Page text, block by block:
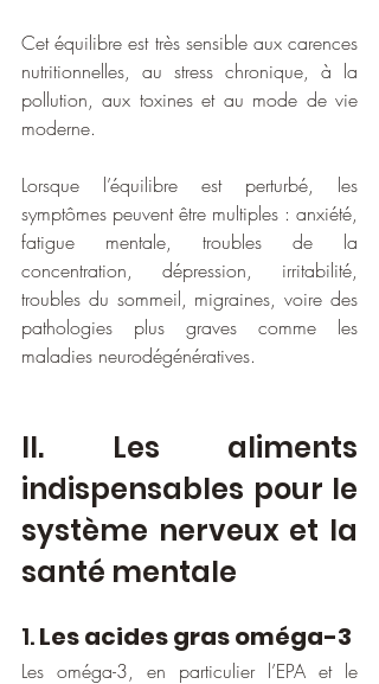
Cet équilibre est très sensible aux carences
nutritionnelles, au stress chronique, à la
pollution, aux toxines et au mode de vie
moderne.
Lorsque l’équilibre est perturbé, les
symptômes peuvent être multiples : anxiété,
fatigue mentale, troubles de la
concentration, dépression, irritabilité,
troubles du sommeil, migraines, voire des
pathologies plus graves comme les
maladies neurodégénératives.
II. Les aliments
indispensables pour le
système nerveux et la
santé mentale
1. Les acides gras oméga-3
Les oméga-3, en particulier l’EPA et le